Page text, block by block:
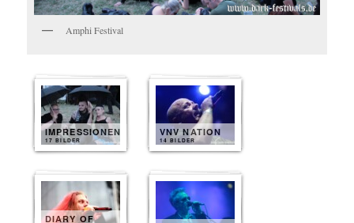
Amphi Festival
IMPRESSIONEN
17 BILDER
VNV NATION
14 BILDER
DIARY OF